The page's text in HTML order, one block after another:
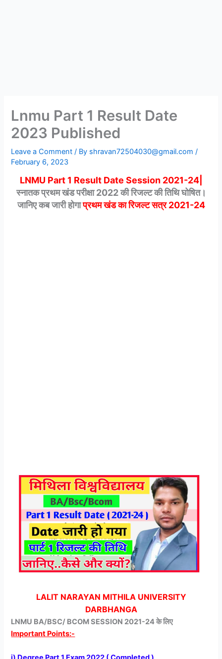
Lnmu Part 1 Result Date
2023 Published
Leave a Comment / By shravan72504030@gmail.com/
February 6, 2023
LNMU Part 1 Result Date Session 2021-24|
स्नातक प्रथम खंड परीक्षा 2022 की रिजल्ट की तिथि घोषित।
जानिए कब जारी होगाप्रथम खंड का रिजल्ट सत्र 2021-24
LALIT NARAYAN MITHILA UNIVERSITY
DARBHANGA
LNMU BA/BSC/ BCOM SESSION 2021-24 के लिए
Important Points:-